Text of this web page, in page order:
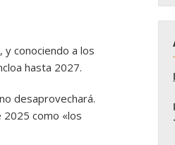
conociendo a los
hasta 2027.
desaprovechará.
como «los